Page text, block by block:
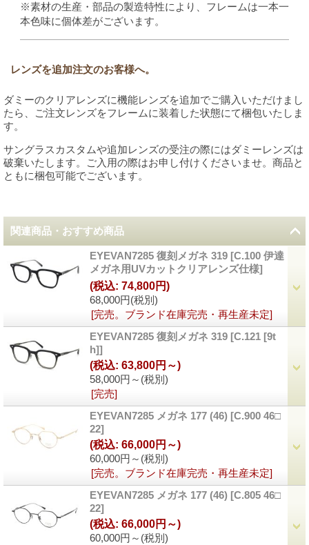
※素材の生産・部品の製造特性により、フレームは一本一
本色味に個体差がございます。
レンズを追加注文のお客様へ。
ダミーのクリアレンズに機能レンズを追加でご購入いただけまし
たら、ご注文レンズをフレームに装着した状態にて梱包いたしま
す。
サングラスカスタムや追加レンズの受注の際にはダミーレンズは
破棄いたします。ご入用の際はお申し付けくださいませ。商品と
ともに梱包可能でございます。
関連商品・おすすめ商品
EYEVAN7285 復刻メガネ 319 [C.100 伊達
メガネ用UVカットクリアレンズ仕様]
68,000円(税別)
(税込: 74,800円)
[完売。ブランド在庫完売・再生産未定]
EYEVAN7285 復刻メガネ 319 [C.121 [9t
h]]
58,000円～ (税別)
(税込: 63,800円～)
[完売]
EYEVAN7285 メガネ 177 (46) [C.900 46□
22]
60,000円～ (税別)
(税込: 66,000円～)
[完売。ブランド在庫完売・再生産未定]
EYEVAN7285 メガネ 177 (46) [C.805 46□
22]
60,000円～ (税別)
(税込: 66,000円～)